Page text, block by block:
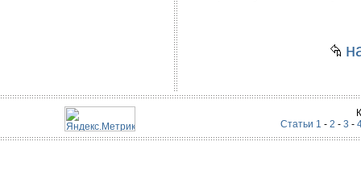
Статьи 1 - 2 - 3 -